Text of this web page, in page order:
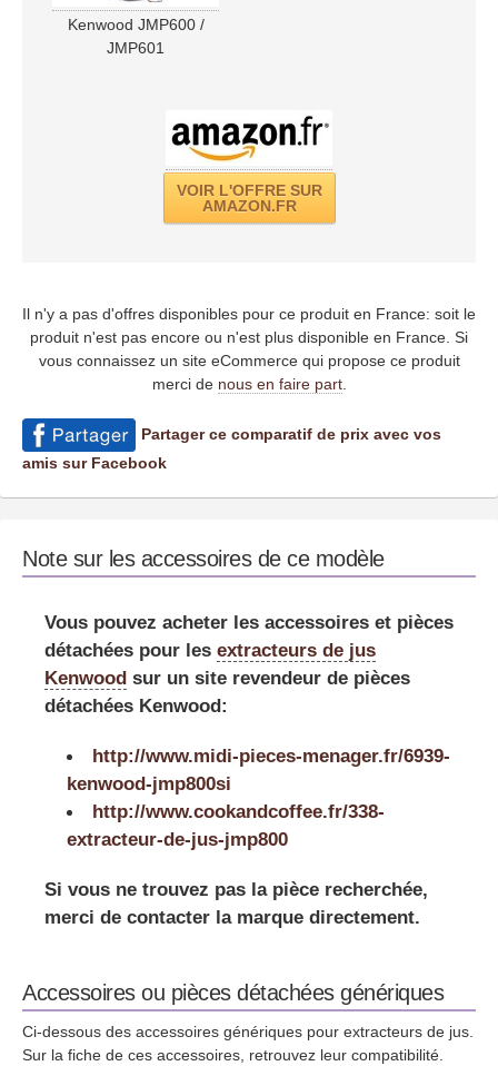
Kenwood JMP600 /
JMP601
VOIR L'OFFRE SUR
AMAZON.FR
Il n'y a pas d'offres disponibles pour ce produit en France: soit le
produit n'est pas encore ou n'est plus disponible en France. Si
vous connaissez un site eCommerce qui propose ce produit
merci de nous en faire part.
Partager ce comparatif de prix avec vos
amis sur Facebook
Note sur les accessoires de ce modèle
Vous pouvez acheter les accessoires et pièces
détachées pour les extracteurs de jus
Kenwood sur un site revendeur de pièces
détachées Kenwood:
http://www.midi-pieces-menager.fr/6939-
kenwood-jmp800si
http://www.cookandcoffee.fr/338-
extracteur-de-jus-jmp800
Si vous ne trouvez pas la pièce recherchée,
merci de contacter la marque directement.
Accessoires ou pièces détachées génériques
Ci-dessous des accessoires génériques pour extracteurs de jus.
Sur la fiche de ces accessoires, retrouvez leur compatibilité.